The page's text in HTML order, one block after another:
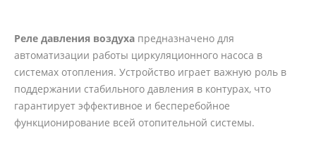
Реле давления воздуха предназначено для
автоматизации работы циркуляционного насоса в
системах отопления. Устройство играет важную роль в
поддержании стабильного давления в контурах, что
гарантирует эффективное и бесперебойное
функционирование всей отопительной системы.